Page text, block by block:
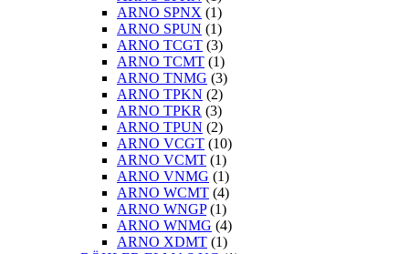
ARNO SPNX (1)
ARNO SPUN (1)
ARNO TCGT (3)
ARNO TCMT (1)
ARNO TNMG (3)
ARNO TPKN (2)
ARNO TPKR (3)
ARNO TPUN (2)
ARNO VCGT (10)
ARNO VCMT (1)
ARNO VNMG (1)
ARNO WCMT (4)
ARNO WNGP(1)
ARNO WNMG (4)
ARNO XDMT (1)